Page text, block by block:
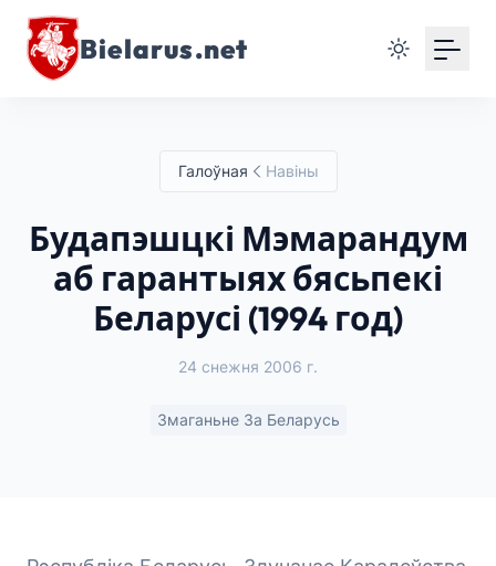
Bielarus.net
Галоўная Навіны
Будапэшцкі Мэмарандум
аб гарантыях бясьпекі
Беларусі (1994 год)
24 снежня 2006 г.
Змаганьне За Беларусь